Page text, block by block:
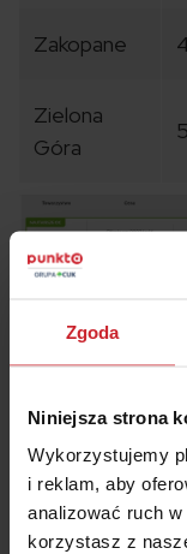
Zgoda
Niniejsza strona
Wykorzystujemy
i reklam, aby
analizować ruch
korzystasz z
Zakopane
Zielona
Góra